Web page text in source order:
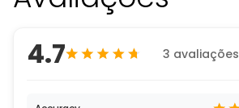
4.7 3 avaliações